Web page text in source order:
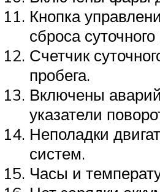
Кнопка
сброса суточного
Счетчик
пробега.
Включены
указатели
Неполадки
систем.
Часы и